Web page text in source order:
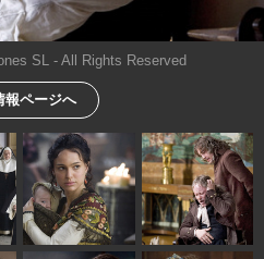
SL - All Rights Reserved
報ページへ